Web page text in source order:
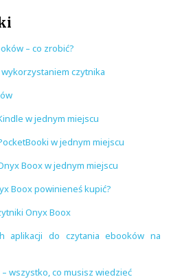
– co zrobić?
czytnika
w jednym miejscu
w jednym miejscu
Boox w jednym miejscu
Boox powinieneś kupić?
Onyx Boox
aplikacji do czytania ebooków na
wszystko, co musisz wiedzieć